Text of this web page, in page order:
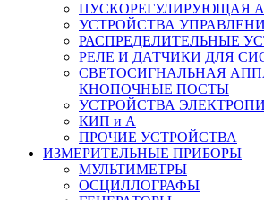
ПУСКОРЕГУЛИРУЮЩАЯ
УСТРОЙСТВА
РАСПРЕДЕЛИТЕЛЬНЫЕ
РЕЛЕ И ДАТЧИКИ ДЛЯ
СВЕТОСИГНАЛЬНАЯ
КНОПОЧНЫЕ ПОСТЫ
УСТРОЙСТВА
КИП и А
ПРОЧИЕ УСТРОЙСТВА
ИЗМЕРИТЕЛЬНЫЕ ПРИБОРЫ
МУЛЬТИМЕТРЫ
ОСЦИЛЛОГРАФЫ